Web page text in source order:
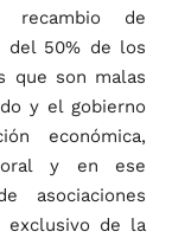
recambio de
del 50% de los
que son malas
y el gobierno
económica,
y en ese
asociaciones
exclusivo de la